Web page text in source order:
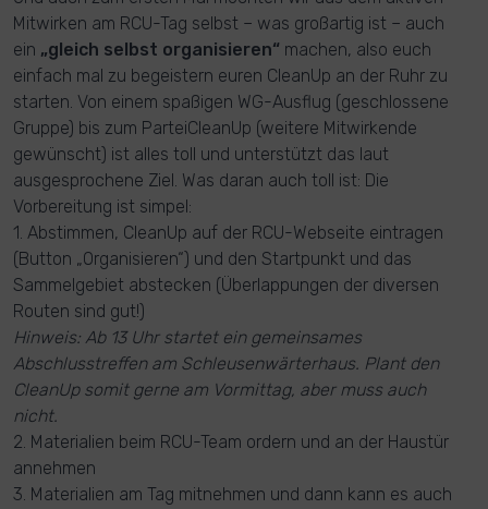
Mitwirken am RCU-Tag selbst – was großartig ist – auch
ein „gleich selbst organisieren“ machen, also euch
einfach mal zu begeistern euren CleanUp an der Ruhr zu
starten. Von einem spaßigen WG-Ausflug (geschlossene
Gruppe) bis zum ParteiCleanUp (weitere Mitwirkende
gewünscht) ist alles toll und unterstützt das laut
ausgesprochene Ziel. Was daran auch toll ist: Die
Vorbereitung ist simpel:
1. Abstimmen, CleanUp auf der RCU-Webseite eintragen
(Button „Organisieren“) und den Startpunkt und das
Sammelgebiet abstecken (Überlappungen der diversen
Routen sind gut!)
Hinweis: Ab 13 Uhr startet ein gemeinsames
Abschlusstreffen am Schleusenwärterhaus. Plant den
CleanUp somit gerne am Vormittag, aber muss auch
nicht.
2. Materialien beim RCU-Team ordern und an der Haustür
annehmen
3. Materialien am Tag mitnehmen und dann kann es auch